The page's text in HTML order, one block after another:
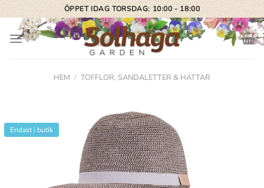
Skip
to
content
ÖPPET IDAG TORSDAG: 10:00 - 18:00
HEM / TOFFLOR, SANDALETTER & HATTAR
Endast i butik